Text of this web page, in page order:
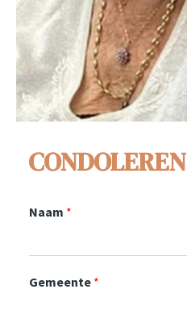
CONDOLEREN
Naam *
Gemeente *